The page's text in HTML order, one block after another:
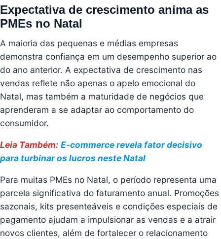
Expectativa de crescimento anima as
PMEs no Natal
A maioria das pequenas e médias empresas
demonstra confiança em um desempenho superior ao
do ano anterior. A expectativa de crescimento nas
vendas reflete não apenas o apelo emocional do
Natal, mas também a maturidade de negócios que
aprenderam a se adaptar ao comportamento do
consumidor.
Leia Também: E-commerce revela fator decisivo
para turbinar os lucros neste Natal
Para muitas PMEs no Natal, o período representa uma
parcela significativa do faturamento anual. Promoções
sazonais, kits presenteáveis e condições especiais de
pagamento ajudam a impulsionar as vendas e a atrair
novos clientes, além de fortalecer o relacionamento